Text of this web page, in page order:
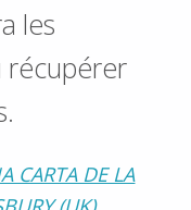
les
récupérer